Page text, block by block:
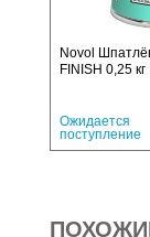
Novol
FINISH 0,25 кг
Ожидается
поступление